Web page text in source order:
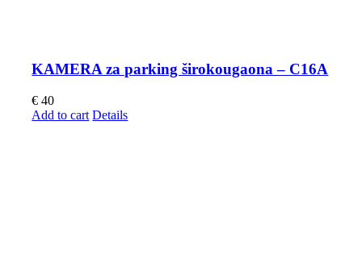
KAMERA za parking širokougaona – C16A
€ 40
Add to cart Details